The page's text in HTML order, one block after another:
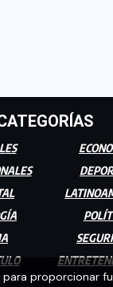
proporcionar